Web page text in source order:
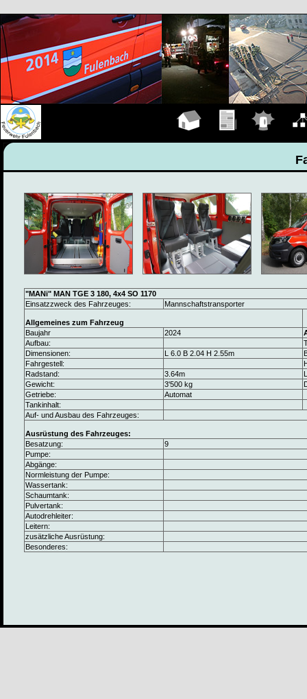
"MANi" MAN TGE 3 180, 4x4 SO 1170
Einsatzzweck des Fahrzeuges:
Mannschaftstransporter
Allgemeines zum Fahrzeug
Baujahr
2024
Aufbau:
Dimensionen:
L 6.0 B 2.04 H 2.55m
Fahrgestell:
Radstand:
3.64m
Gewicht:
3'500 kg
Getriebe:
Automat
Tankinhalt:
Auf- und Ausbau des Fahrzeuges:
Ausrüstung des Fahrzeuges:
Besatzung:
9
Pumpe:
Abgänge:
Normleistung der Pumpe:
Wassertank:
Schaumtank:
Pulvertank:
Autodrehleiter:
Leitern:
zusätzliche Ausrüstung:
Besonderes: